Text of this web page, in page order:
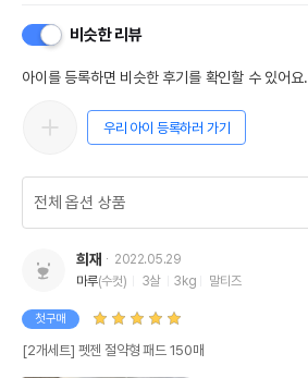
비슷한 리뷰
아이를 등록하면 비슷한 후기를 확인할 수 있어요.
우리 아이 등록하러 가기
희재
2022.05.29
마루(수컷) 3살 3kg 말티즈
첫구매
[2개세트] 펫젠 절약형 패드 150매